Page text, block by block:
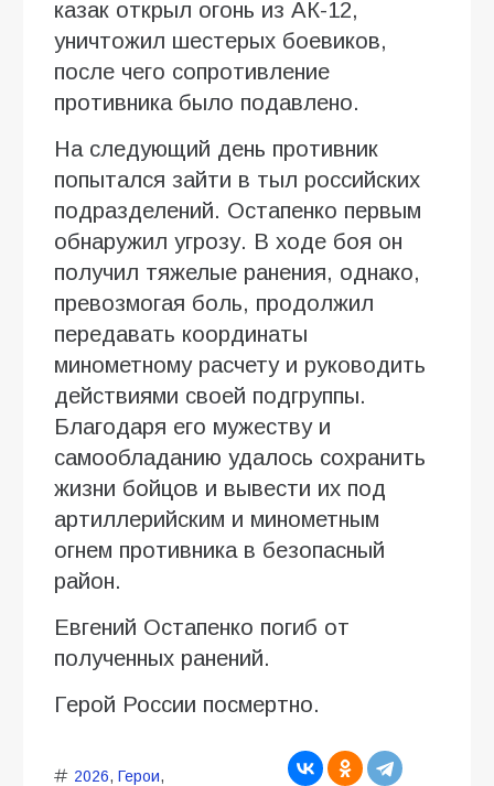
казак открыл огонь из АК-12,
уничтожил шестерых боевиков,
после чего сопротивление
противника было подавлено.
На следующий день противник
попытался зайти в тыл российских
подразделений. Остапенко первым
обнаружил угрозу. В ходе боя он
получил тяжелые ранения, однако,
превозмогая боль, продолжил
передавать координаты
минометному расчету и руководить
действиями своей подгруппы.
Благодаря его мужеству и
самообладанию удалось сохранить
жизни бойцов и вывести их под
артиллерийским и минометным
огнем противника в безопасный
район.
Евгений Остапенко погиб от
полученных ранений.
Герой России посмертно.
2026, Герои,